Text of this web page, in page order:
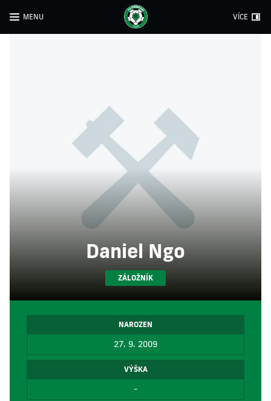
MENU VÍCE
Daniel Ngo
ZÁLOŽNÍK
NAROZEN
27. 9. 2009
VÝŠKA
-